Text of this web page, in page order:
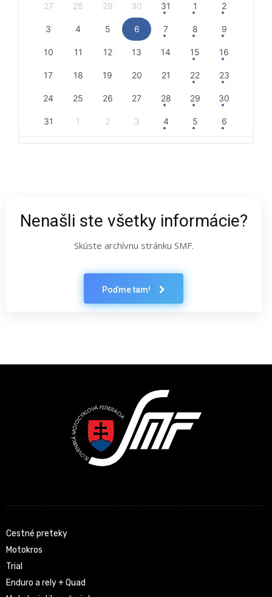
27 28 29 30 31 1 2
3 4 5 6 7 8 9
10 11 12 13 14 15 16
17 18 19 20 21 22 23
24 25 26 27 28 29 30
31 1 2 3 4 5 6
Nenašli ste všetky informácie?
Skúste archívnu stránku SMF.
Poďme tam!
Cestné preteky
Motokros
Trial
Enduro a rely + Quad